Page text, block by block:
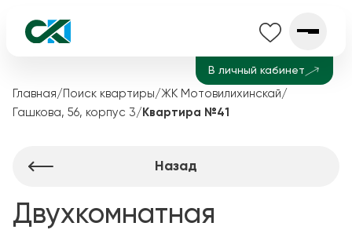
В личный кабинет
Главная/ Поиск квартиры/ЖК Мотовилихинскай/
Гашкова, 56, корпус 3/ Квартира №41
Назад
Двухкомнатная